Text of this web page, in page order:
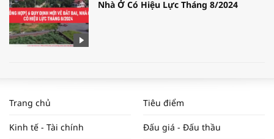
Nhà Ở Có Hiệu Lực Tháng 8/2024
NAM NĂM 2024 VÀ NĂM 2025 | NHỊP
ĐẬP THỊ TRƯỜNG #62
Trang chủ Tiêu điểm
Kinh tế - Tài chính Đấu giá - Đấu thầu